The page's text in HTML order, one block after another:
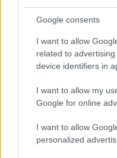
Google consents
I want to allow
related to
device identifiers in
I want to allow my
Google for online
I want to allow
personalized